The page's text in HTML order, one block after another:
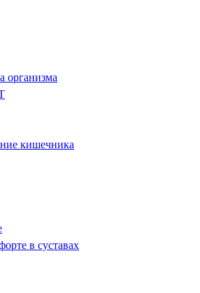
организма
кишечника
в суставах